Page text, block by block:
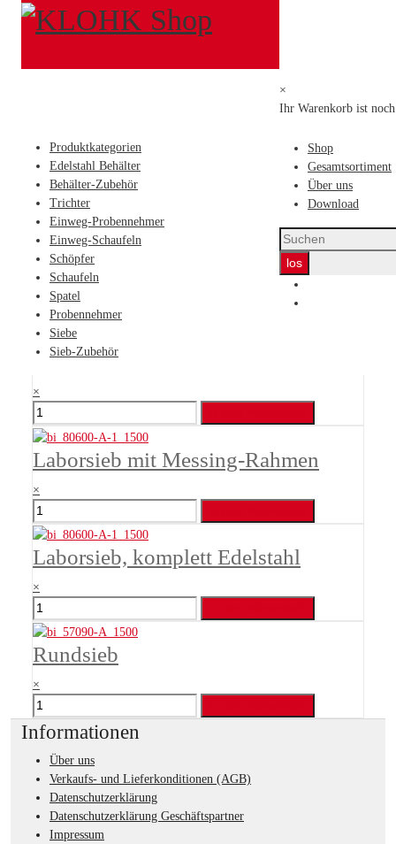
×
Ihr Warenkorb ist
Shop
Gesamtsortiment
Über uns
Download
Produktkategorien
Edelstahl Behälter
Behälter-Zubehör
Trichter
Einweg-Probennehmer
Einweg-Schaufeln
Schöpfer
Schaufeln
Spatel
Probennehmer
Siebe
Sieb-Zubehör
Produktkategorien Siebe
Schöpfer
Schaufeln
Spatel
Probennehmer
Siebe
Sieb-Zubehör
Siebe
Produkte 1 - 4 von 4
Feinsieb
×
Laborsieb mit Messing-Rahmen
×
Laborsieb, komplett Edelstahl
×
Rundsieb
×
Informationen
Über uns
Verkaufs- und Lieferkonditionen (AGB)
Datenschutzerklärung
Datenschutzerklärung Geschäftspartner
Impressum